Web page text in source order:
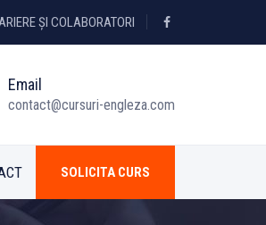
ȘI COLABORATORI
Email
contact@cursuri-engleza.com
SOLICITA CURS